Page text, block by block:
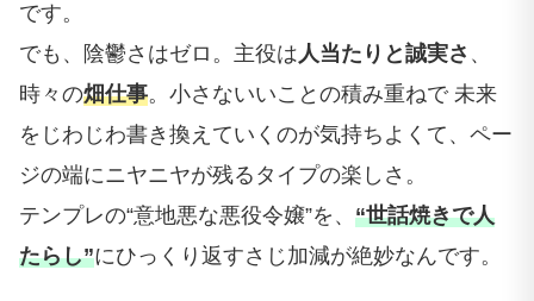
です。
でも、陰鬱さはゼロ。主役は人当たりと誠実さ 、
時々の畑仕事。小さないいことの積み重ねで 未来
をじわじわ書き換えていくのが気持ちよくて、ペー
ジの端にニヤニヤが残るタイプの楽しさ。
テンプレの“意地悪な悪役令嬢”を、 “世話焼きで人
たらし”にひっくり返すさじ加減が絶妙なんです。